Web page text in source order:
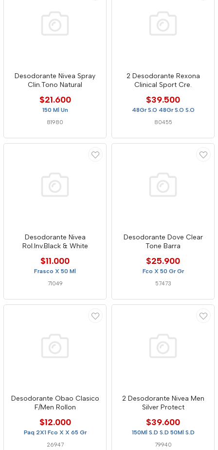
Desodorante Nivea Spray
Clin.Tono Natural
$21.600
150 Ml Un
81980
2 Desodorante Rexona
Clinical Sport Cre.
$39.500
48Gr S.O 48Gr S.O S.O
80455
Desodorante Nivea
Rol.Inv.Black & White
$11.000
Frasco X 50 Ml
71049
Desodorante Dove Clear
Tone Barra
$25.900
Fco X 50 Gr Gr
57473
Desodorante Obao Clasico
F/Men Rollon
$12.000
Paq 2X1 Fco X X 65 Gr
26947
2 Desodorante Nivea Men
Silver Protect
$39.600
150Ml S.D S.D 50Ml S.D
79940